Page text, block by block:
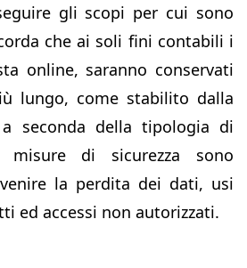
gli scopi per cui sono
che ai soli fini contabili i
online, saranno conservati
lungo, come stabilito dalla
seconda della tipologia di
misure di sicurezza sono
la perdita dei dati, usi
ed accessi non autorizzati.